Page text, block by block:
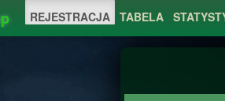
REJESTRACJA TABELA